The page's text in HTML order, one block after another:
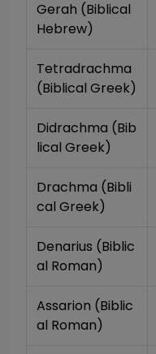
Gerah (Biblical
Hebrew)
Tetradrachma
(Biblical Greek)
Didrachma (Bib
lical Greek)
Drachma (Bibli
cal Greek)
Denarius (Biblic
al Roman)
Assarion (Biblic
al Roman)